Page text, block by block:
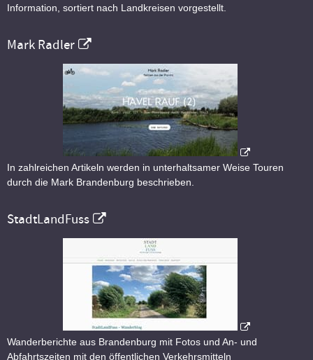
Information, sortiert nach Landkreisen vorgestellt.
Mark Radler
In zahlreichen Artikeln werden in unterhaltsamer Weise Touren
durch die Mark Brandenburg beschrieben.
StadtLandFuss
Wanderberichte aus Brandenburg mit Fotos und An- und
Abfahrtszeiten mit den öffentlichen Verkehrsmitteln